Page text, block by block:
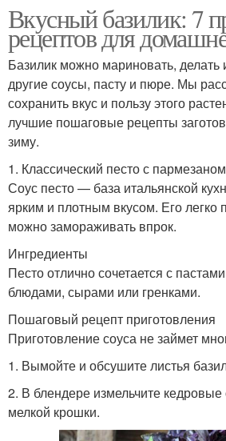
Вкусный базилик: 7
рецептов для
Базилик можно мариновать, делать
другие соусы, пасту и пюре. Мы
сохранить вкус и пользу этого
лучшие пошаговые рецепты
зиму.
1. Классический песто с пармезаном
Соус песто — база итальянской
ярким и плотным вкусом. Его легко
можно замораживать впрок.
Ингредиенты
Песто отлично сочетается с
блюдами, сырами или гренками.
Пошаговый рецепт приготовления
Приготовление соуса не займет
1. Вымойте и обсушите листья
2. В блендере измельчите кедровые
мелкой крошки.